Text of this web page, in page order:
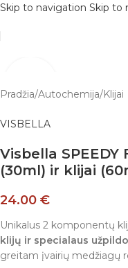
Skip to navigation Skip to
Pradžia/Autochemija/Klijai
VISBELLA
Visbella
(30ml) ir klijai
24.00 €
Unikalus 2 komponentų
klijų ir specialaus
greitam įvairių medžiagų